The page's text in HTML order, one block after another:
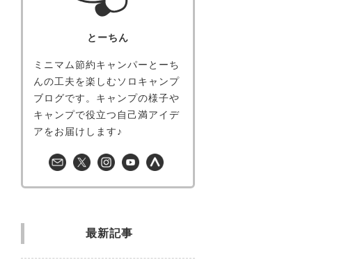
とーちん
ミニマム節約キャンパーとーち
んの工夫を楽しむソロキャンプ
ブログです。キャンプの様子や
キャンプで役立つ自己満アイデ
アをお届けします♪
最新記事